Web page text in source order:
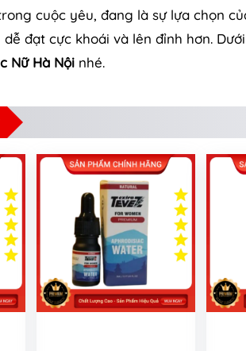
cuộc yêu, đang là sự lựa chọn
đạt cực khoái và lên đỉnh hơn.
Nữ Hà Nội nhé.